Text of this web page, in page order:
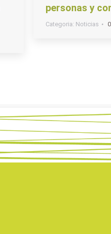
personas y
Categoria: Noticias